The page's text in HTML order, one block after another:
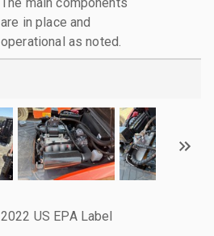
are in place and
operational as noted.
2022 US EPA Label